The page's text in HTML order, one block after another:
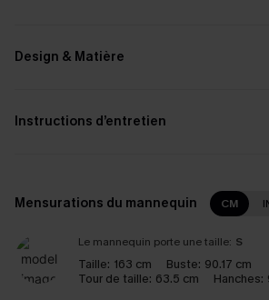
Design & Matière
Instructions d’entretien
Mensurations du mannequin CM
Le mannequin porte une taille: S
Taille: 163 cm Buste: 90.17 cm
Tour de taille: 63.5 cm Hanches: